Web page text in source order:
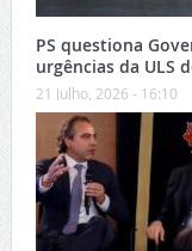
PS questiona
urgências da ULS
21 Julho, 2026 - 16:10